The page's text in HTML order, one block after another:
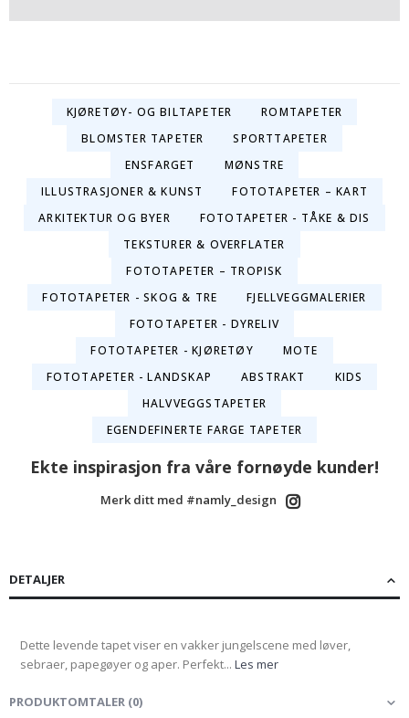
KJØRETØY- OG BILTAPETER
ROMTAPETER
BLOMSTER TAPETER
SPORTTAPETER
ENSFARGET
MØNSTRE
ILLUSTRASJONER & KUNST
FOTOTAPETER – KART
ARKITEKTUR OG BYER
FOTOTAPETER - TÅKE & DIS
TEKSTURER & OVERFLATER
FOTOTAPETER – TROPISK
FOTOTAPETER - SKOG & TRE
FJELLVEGGMALERIER
FOTOTAPETER - DYRELIV
FOTOTAPETER - KJØRETØY
MOTE
FOTOTAPETER - LANDSKAP
ABSTRAKT
KIDS
HALVVEGGSTAPETER
EGENDEFINERTE FARGE TAPETER
Ekte inspirasjon fra våre fornøyde kunder!
Merk ditt med #namly_design
DETALJER
Dette levende tapet viser en vakker jungelscene med løver,
sebraer, papegøyer og aper. Perfekt... Les mer
PRODUKTOMTALER (0)